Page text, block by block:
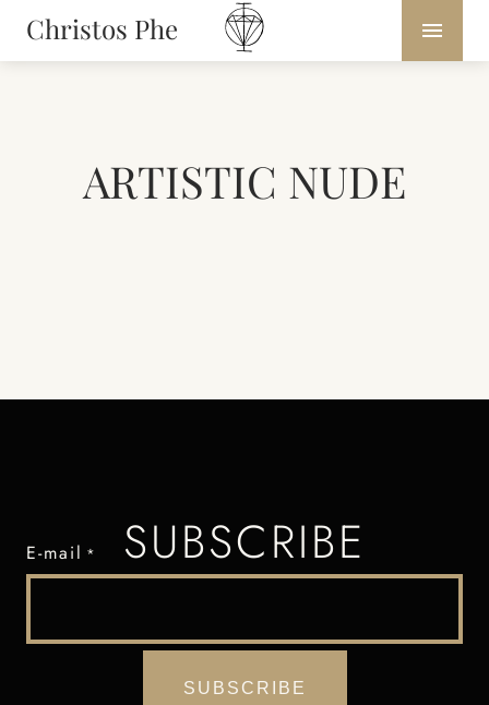
Christos Phe
ARTISTIC NUDE
SUBSCRIBE
E-mail *